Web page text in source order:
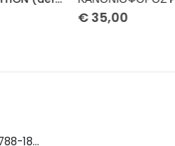
35,00
Παπαφλέσσας 1788-1825 Bust